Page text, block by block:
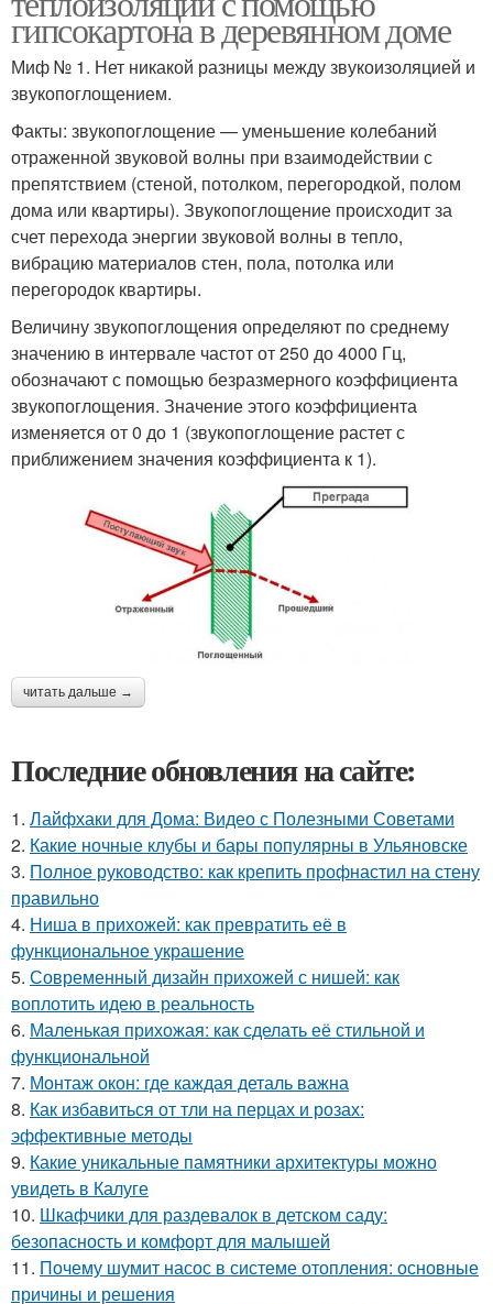
гипсокартона в деревянном доме
Миф № 1. Нет никакой разницы между звукоизоляцией и
звукопоглощением.
Факты: звукопоглощение — уменьшение колебаний
отраженной звуковой волны при взаимодействии с
препятствием (стеной, потолком, перегородкой, полом
дома или квартиры). Звукопоглощение происходит за
счет перехода энергии звуковой волны в тепло,
вибрацию материалов стен, пола, потолка или
перегородок квартиры.
Величину звукопоглощения определяют по среднему
значению в интервале частот от 250 до 4000 Гц,
обозначают с помощью безразмерного коэффициента
звукопоглощения. Значение этого коэффициента
изменяется от 0 до 1 (звукопоглощение растет с
приближением значения коэффициента к 1).
читать дальше →
Последние обновления на сайте:
1. Лайфхаки для Дома: Видео с Полезными Советами
2. Какие ночные клубы и бары популярны в Ульяновске
3. Полное руководство: как крепить профнастил на стену
правильно
4. Ниша в прихожей: как превратить её в
функциональное украшение
5. Современный дизайн прихожей с нишей: как
воплотить идею в реальность
6. Маленькая прихожая: как сделать её стильной и
функциональной
7. Монтаж окон: где каждая деталь важна
8. Как избавиться от тли на перцах и розах:
эффективные методы
9. Какие уникальные памятники архитектуры можно
увидеть в Калуге
10. Шкафчики для раздевалок в детском саду:
безопасность и комфорт для малышей
11. Почему шумит насос в системе отопления: основные
причины и решения